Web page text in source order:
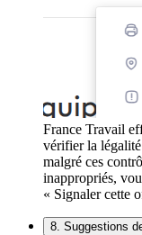
France Travail
vérifier la
malgré ces
inappropriés,
« Signaler cette
8. Suggestions